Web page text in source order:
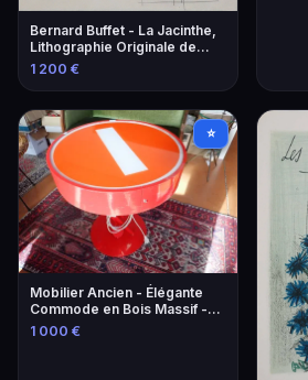
Bernard Buffet - La Jacinthe,
Lithographie Originale de
1966
1 200 €
⭐
Mobilier Ancien - Élégante
Commode en Bois Massif -
Style Louis XV
1 000 €